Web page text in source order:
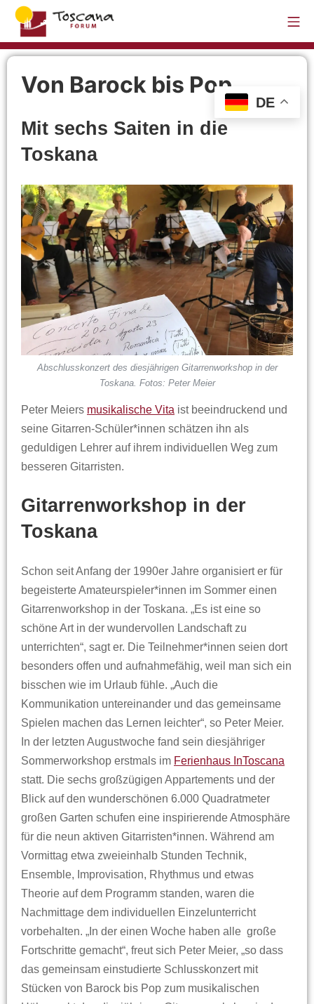
Von Barock bis Pop
Mit sechs Saiten in die
Toskana
Abschlusskonzert des diesjährigen Gitarrenworkshop in der
Toskana. Fotos: Peter Meier
Peter Meiers musikalische Vita ist beeindruckend und
seine Gitarren-Schüler*innen schätzen ihn als
geduldigen Lehrer auf ihrem individuellen Weg zum
besseren Gitarristen.
Gitarrenworkshop in der
Toskana
Schon seit Anfang der 1990er Jahre organisiert er für
begeisterte Amateurspieler*innen im Sommer einen
Gitarrenworkshop in der Toskana. „Es ist eine so
schöne Art in der wundervollen Landschaft zu
unterrichten“, sagt er. Die Teilnehmer*innen seien dort
besonders offen und aufnahmefähig, weil man sich ein
bisschen wie im Urlaub fühle. „Auch die
Kommunikation untereinander und das gemeinsame
Spielen machen das Lernen leichter“, so Peter Meier.
In der letzten Augustwoche fand sein diesjähriger
Sommerworkshop erstmals im Ferienhaus InToscana
statt. Die sechs großzügigen Appartements und der
Blick auf den wunderschönen 6.000 Quadratmeter
großen Garten schufen eine inspirierende Atmosphäre
für die neun aktiven Gitarristen*innen. Während am
Vormittag etwa zweieinhalb Stunden Technik,
Ensemble, Improvisation, Rhythmus und etwas
Theorie auf dem Programm standen, waren die
Nachmittage dem individuellen Einzelunterricht
vorbehalten. „In der einen Woche haben alle große
Fortschritte gemacht“, freut sich Peter Meier, „so dass
das gemeinsam einstudierte Schlusskonzert mit
Stücken von Barock bis Pop zum musikalischen
DE